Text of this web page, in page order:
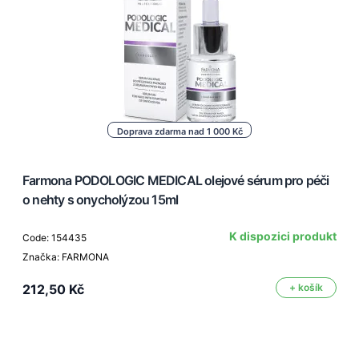
Doprava zdarma nad 1 000 Kč
Farmona PODOLOGIC MEDICAL olejové sérum pro péči
o nehty s onycholýzou 15ml
Code: 154435
Značka: FARMONA
K dispozici produkt
212,50 Kč + košík